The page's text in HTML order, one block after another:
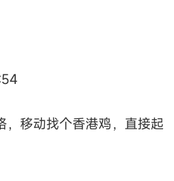
，移动找个香港鸡，直接起